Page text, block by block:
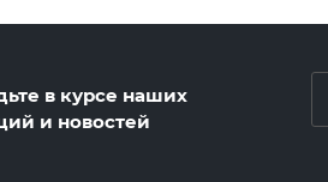
в курсе наших
и новостей